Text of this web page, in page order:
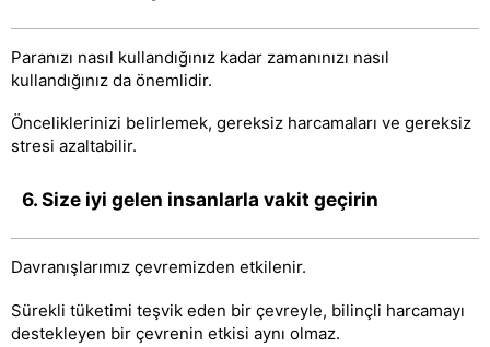
Paranızı nasıl kullandığınız kadar zamanınızı nasıl
kullandığınız da önemlidir.
Önceliklerinizi belirlemek, gereksiz harcamaları ve gereksiz
stresi azaltabilir.
6. Size iyi gelen insanlarla vakit geçirin
Davranışlarımız çevremizden etkilenir.
Sürekli tüketimi teşvik eden bir çevreyle, bilinçli harcamayı
destekleyen bir çevrenin etkisi aynı olmaz.